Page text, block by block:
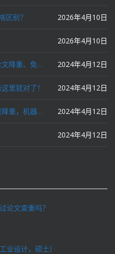
区别？ 2026年4月10日
2026年4月10日
免费论文查重、免费查重、免费论文降重、免费降重、智能降重、一键降重、降低AIGC写作率、AI写论文，这些名词你了解吗？ 2024年4月12日
里就对了！ 2024年4月12日
论文查重免费查重，论文降重免费降重，机器降重，人工降重，降低AIGC写作率，ai写论文，都要选论文狗和paperdog以及文思慧达！ 2024年4月12日
2024年4月12日
论文查重吗？
业设计，硕士）